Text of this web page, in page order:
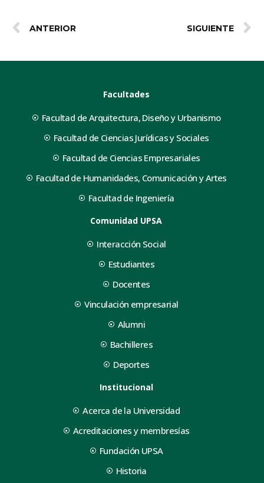
ANTERIOR SIGUIENTE
Facultades
Facultad de Arquitectura, Diseño y Urbanismo
Facultad de Ciencias Jurídicas y Sociales
Facultad de Ciencias Empresariales
Facultad de Humanidades, Comunicación y Artes
Facultad de Ingeniería
Comunidad UPSA
Interacción Social
Estudiantes
Docentes
Vinculación empresarial
Alumni
Bachilleres
Deportes
Institucional
Acerca de la Universidad
Acreditaciones y membresías
Fundación UPSA
Historia